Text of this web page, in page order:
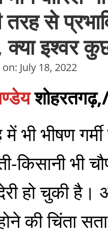
तरह से
इश्वर
July 18, 2022
शोहरतगढ़,/
में भी भीषण
किसानी भी
हो चुकी है।
की चिंता